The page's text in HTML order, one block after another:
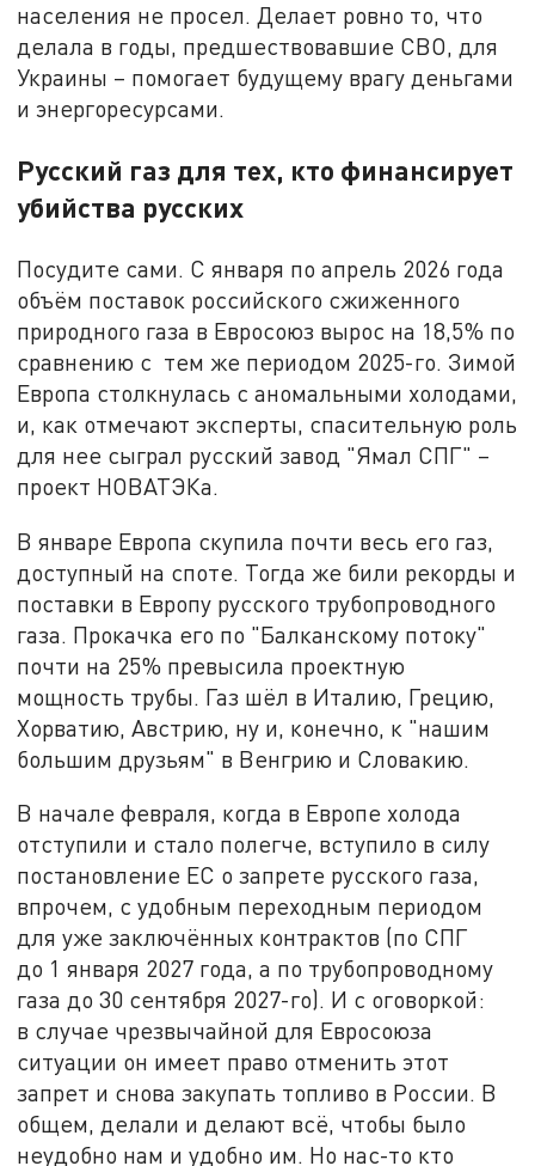
населения не просел. Делает ровно то, что
делала в годы, предшествовавшие СВО, для
Украины – помогает будущему врагу деньгами
и энергоресурсами.
Русский газ для тех, кто финансирует
убийства русских
Посудите сами. С января по апрель 2026 года
объём поставок российского сжиженного
природного газа в Евросоюз вырос на 18,5% по
сравнению с тем же периодом 2025-го. Зимой
Европа столкнулась с аномальными холодами,
и, как отмечают эксперты, спасительную роль
для нее сыграл русский завод "Ямал СПГ" –
проект НОВАТЭКа.
В январе Европа скупила почти весь его газ,
доступный на споте. Тогда же били рекорды и
поставки в Европу русского трубопроводного
газа. Прокачка его по "Балканскому потоку"
почти на 25% превысила проектную
мощность трубы. Газ шёл в Италию, Грецию,
Хорватию, Австрию, ну и, конечно, к "нашим
большим друзьям" в Венгрию и Словакию.
В начале февраля, когда в Европе холода
отступили и стало полегче, вступило в силу
постановление ЕС о запрете русского газа,
впрочем, с удобным переходным периодом
для уже заключённых контрактов (по СПГ
до 1 января 2027 года, а по трубопроводному
газа до 30 сентября 2027-го). И с оговоркой:
в случае чрезвычайной для Евросоюза
ситуации он имеет право отменить этот
запрет и снова закупать топливо в России. В
общем, делали и делают всё, чтобы было
неудобно нам и удобно им. Но нас-то кто